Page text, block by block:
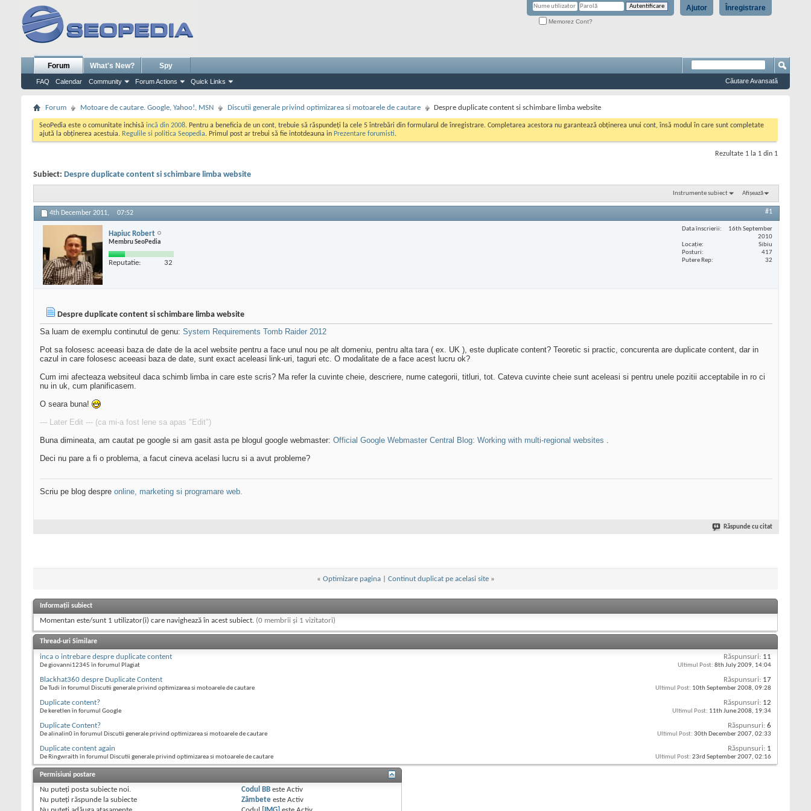
Înregistrare
Ajutor
Memorez Cont?
Forum
FAQ Calendar Community Forum Actions Quick Links
What's New? Spy
Căutare Avansată
Forum Motoare de cautare. Google, Yahoo!, MSN Discutii generale privind optimizarea si motoarele de cautare Despre duplicate content si schimbare limba website
SeoPedia este o comunitate inchisă incă din 2008. Pentru a beneficia de un cont, trebuie să răspundeți la cele 5 întrebări din formularul de înregistrare. Completarea acestora nu garantează obținerea unui cont, însă modul în care sunt completate
ajută la obținerea acestuia. Regulile si politica Seopedia. Primul post ar trebui să fie intotdeauna in Prezentare forumisti.
Rezultate 1 la 1 din 1
Subiect: Despre duplicate content si schimbare limba website
Instrumente subiect Afișează
4th December 2011, 07:52 #1
Hapiuc Robert
Membru SeoPedia
Reputatie: 32
Data înscrierii
16th September
2010
Locaţie
Sibiu
Posturi
417
Putere Rep
32
Despre duplicate content si schimbare limba website
Sa luam de exemplu continutul de genu: System Requirements Tomb Raider 2012
Pot sa folosesc aceeasi baza de date de la acel website pentru a face unul nou pe alt domeniu, pentru alta tara ( ex. UK ), este duplicate content? Teoretic si practic, concurenta are duplicate content, dar in
cazul in care folosesc aceeasi baza de date, sunt exact aceleasi link-uri, taguri etc. O modalitate de a face acest lucru ok?
Cum imi afecteaza websiteul daca schimb limba in care este scris? Ma refer la cuvinte cheie, descriere, nume categorii, titluri, tot. Cateva cuvinte cheie sunt aceleasi si pentru unele pozitii acceptabile in ro ci
nu in uk, cum planificasem.
O seara buna!
--- Later Edit --- (ca mi-a fost lene sa apas "Edit")
Buna dimineata, am cautat pe google si am gasit asta pe blogul google webmaster: Official Google Webmaster Central Blog: Working with multi-regional websites .
Deci nu pare a fi o problema, a facut cineva acelasi lucru si a avut probleme?
Scriu pe blog despre online, marketing si programare web.
Răspunde cu citat
« Optimizare pagina| Continut duplicat pe acelasi site »
Informații subiect
Momentan este/sunt 1 utilizator(i) care navighează în acest subiect. (0 membrii și 1 vizitatori)
Thread-uri Similare
inca o intrebare despre duplicate content
De giovanni12345 în forumul Plagiat
Răspunsuri: 11
Ultimul Post: 8th July 2009, 14:04
Blackhat360 despre Duplicate Content
De Tudi în forumul Discutii generale privind optimizarea si motoarele de cautare
Răspunsuri: 17
Ultimul Post: 10th September 2008, 09:28
Duplicate content?
De keretlen în forumul Google
Răspunsuri: 12
Ultimul Post: 11th June 2008, 19:34
Duplicate Content?
De alinalin0 în forumul Discutii generale privind optimizarea si motoarele de cautare
Răspunsuri: 6
Ultimul Post: 30th December 2007, 02:33
Duplicate content again
De Ringwraith în forumul Discutii generale privind optimizarea si motoarele de cautare
Răspunsuri: 1
Ultimul Post: 23rd September 2007, 02:16
Permisiuni postare
Nu puteţi posta subiecte noi.
Nu puteţi răspunde la subiecte
Codul BB esteActiv
Zâmbete esteActiv